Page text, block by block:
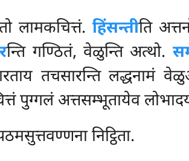
लामकचित्तं. हिंसन्तीति
न्ति गण्ठितं, वेळुन्ति अत्थो.
तचसारन्ति
पुग्गलं अत्तसम्भूतायेव
निट्ठिता.